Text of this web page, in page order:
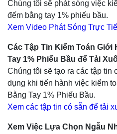
Chúng tôi sẽ phát sóng việc
đếm bằng tay 1% phiếu bầu.
Xem Video Phát Sóng Trực
Các Tập Tin Kiểm Toán Giới
Tay 1% Phiếu Bầu để Tải
Chúng tôi sẽ tạo ra các tập
dụng khi tiến hành việc kiểm
Bằng Tay 1% Phiếu Bầu.
Xem các tập tin có sẵn để tải
Xem Việc Lựa Chọn Ngẫu